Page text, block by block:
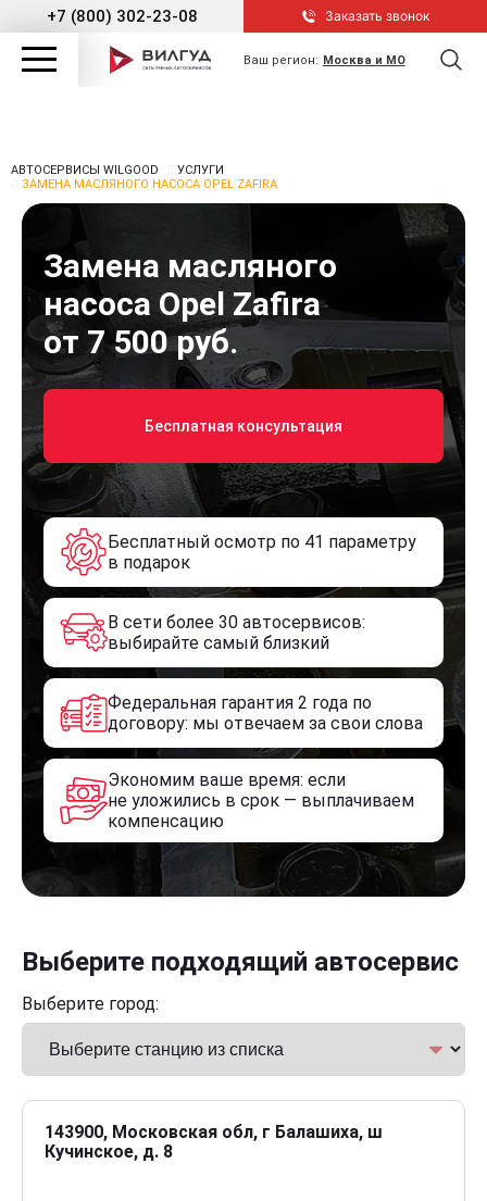
+7 (800) 302-23-08 Заказать звонок
Ваш регион: Москва и МО
АВТОСЕРВИСЫ WILGOOD
УСЛУГИ
ЗАМЕНА МАСЛЯНОГО НАСОСА OPEL ZAFIRA
Замена масляного
насоса Opel Zafira
от 7 500 руб.
Бесплатная консультация
Бесплатный осмотр по 41 параметру
в подарок
В сети более 30 автосервисов:
выбирайте самый близкий
Федеральная гарантия 2 года по
договору: мы отвечаем за свои слова
Экономим ваше время: если
не уложились в срок — выплачиваем
компенсацию
Выберите подходящий автосервис
Выберите город:
143900, Московская обл, г Балашиха, ш
Кучинское, д. 8